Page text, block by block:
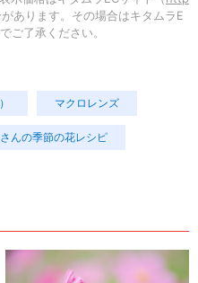
あります。その場合はキタムラE
ご了承ください。
マクロレンズ
んの季節の花レシピ